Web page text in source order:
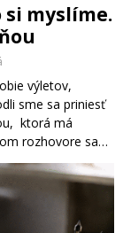
si myslíme.
výletov,
sme sa priniesť
ktorá má
rozhovore sa…